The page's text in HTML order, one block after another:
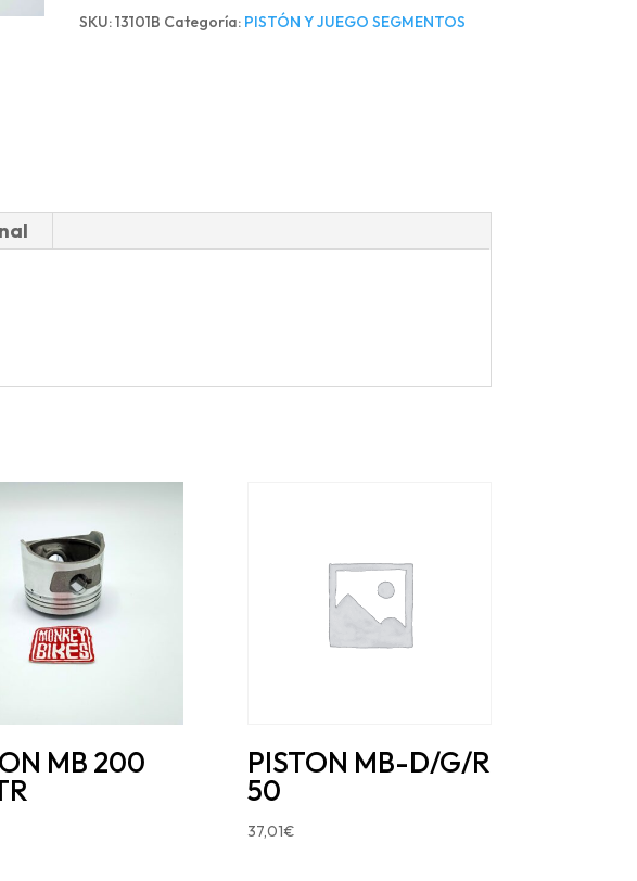
MB
SKU:13101B Categoría: PISTÓN Y JUEGO SEGMENTOS
MB 200 PISTON MB-D/G/R
50
37,01€